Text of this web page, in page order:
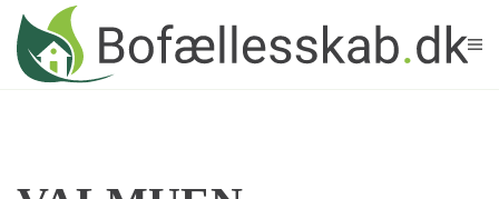
Skip to main content